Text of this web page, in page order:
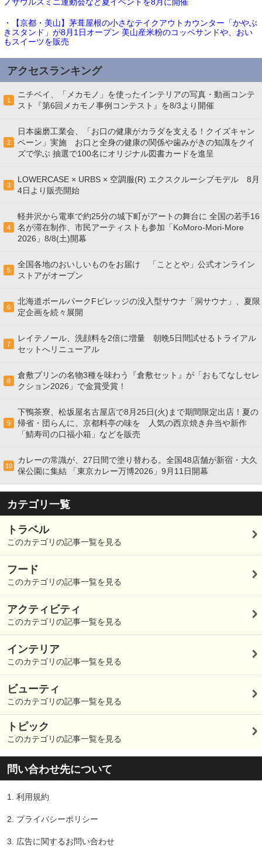
ノサウルスミニ運動会など夏イベントを8月に開催
・【京都・美山】茅葺屋根の小さなテイクアウトカウンター「かやぶ
きスタンド」が8月1日オープン 美山産米粉のコッペサンドや、おい
もスイーツを販売
アクセスランキング
1
ニチベイ、「メカモノ」を使ったインテリアの写真・動画コンテ
スト『第6回メカモノ事例コンテスト』を8/3より開催
2
日本歯磨工業会、「お口の健康がカラダを支える！クイズキャン
ペーン」実施 お口と全身の健康の関係や歯みがきの知識をクイ
ズで学ぶ 抽選で100名にオリジナル図書カードを進呈
3
LOWERCASE × URBS × 空調服(R) エクスクルーシブモデル 8月
4日より販売開始
4
軽井沢から電車で約25分の城下町がアートの舞台に 全国の若手16
名が滞在制作、市民アーティストも参加「KoMoro-Mori-More
2026」8/8(土)開幕
5
全国各地のおいしいものをお届け 「こととや」公式オンライン
ストアがオープン
6
北海道ボールパークFビレッジの没入型サウナ「洞サウナ」、夏限
定企画を続々展開
7
レイテノール、洗顔料を2倍に増量 朝晩5日間試せるトライアル
セットへリニューアル
8
倉敷プリンの名物3種を味わう『倉敷セット』が「おもてなしセレ
クション2026」で金賞受賞！
9
下鴨茶寮、松坂屋名古屋店で8月25日(火)まで期間限定出店！夏の
帰省・団らんに、京都料亭の味を 人気の西京焼き弁当や新作
「鯖寿司の口福小箱」などを販売
10
カレーの常識が、27日間で塗り替わる。全国48店舗が新宿・大久
保公園に集結 「東京カレー万博2026」9月11日開幕
カテゴリ一覧
トラベル
このカテゴリの記事一覧を見る
フード
このカテゴリの記事一覧を見る
アクティビティ
このカテゴリの記事一覧を見る
インテリア
このカテゴリの記事一覧を見る
ビューティ
このカテゴリの記事一覧を見る
トピック
このカテゴリの記事一覧を見る
問い合わせ先について
1. 利用規約
2. プライバシーポリシー
3. 広告に関するお問い合わせ